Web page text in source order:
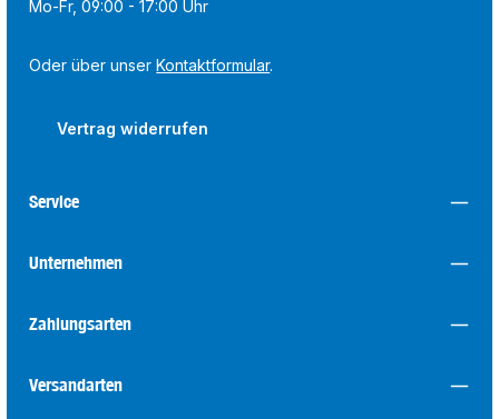
Mo-Fr, 09:00 - 17:00 Uhr
Oder über unserKontaktformular.
Vertrag widerrufen
Service
Unternehmen
Zahlungsarten
Versandarten